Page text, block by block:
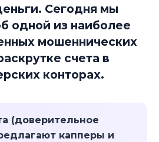
Сегодня мы
одной из наиболее
мошеннических
счета в
конторах.
(доверительное
капперы и